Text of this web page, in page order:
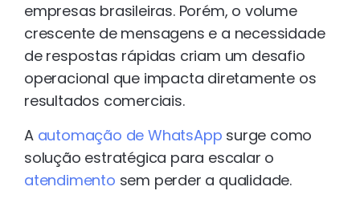
empresas brasileiras. Porém, o volume
crescente de mensagens e a necessidade
de respostas rápidas criam um desafio
operacional que impacta diretamente os
resultados comerciais.
A automação de WhatsApp surge como
solução estratégica para escalar o
atendimento sem perder a qualidade.